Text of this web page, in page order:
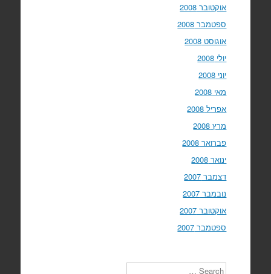
אוקטובר 2008
ספטמבר 2008
אוגוסט 2008
יולי 2008
יוני 2008
מאי 2008
אפריל 2008
מרץ 2008
פברואר 2008
ינואר 2008
דצמבר 2007
נובמבר 2007
אוקטובר 2007
ספטמבר 2007
Search